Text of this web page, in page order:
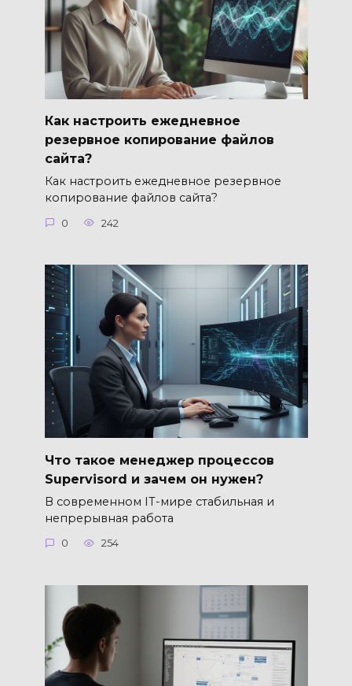
Как настроить ежедневное
резервное копирование файлов
сайта?
Как настроить ежедневное резервное
копирование файлов сайта?
0 242
Что такое менеджер процессов
Supervisord и зачем он нужен?
В современном IT-мире стабильная и
непрерывная работа
0 254